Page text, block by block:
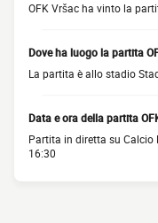
OFK Vršac ha vinto la
Dove ha luogo la partita
La partita è allo stadio
Data e ora della partita
Partita in diretta su
16:30